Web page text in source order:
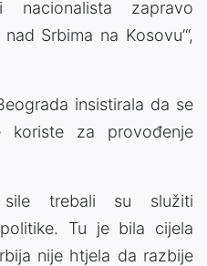
zapravo
Srbima na Kosovu’“,
insistirala da se
koriste za provođenje
sile trebali su služiti
Tu je bila cijela
nije htjela da razbije